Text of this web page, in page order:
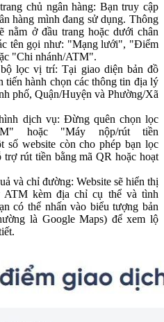
chủ ngân hàng: Bạn truy cập
hàng mình đang sử dụng. Thông
nằm ở đầu trang hoặc dưới chân
tên gọi như: "Mạng lưới", "Điểm
"Chi nhánh/ATM".
lọc vị trí: Tại giao diện bản đồ
tiến hành chọn các thông tin địa lý
phố, Quận/Huyện và Phường/Xã
dịch vụ: Đừng quên chọn lọc
hoặc "Máy nộp/rút tiền
website còn cho phép bạn lọc
rút tiền bằng mã QR hoặc hoạt
và chỉ đường: Website sẽ hiển thị
ATM kèm địa chỉ cụ thể và tình
có thể nhấn vào biểu tượng bản
là Google Maps) để xem lộ